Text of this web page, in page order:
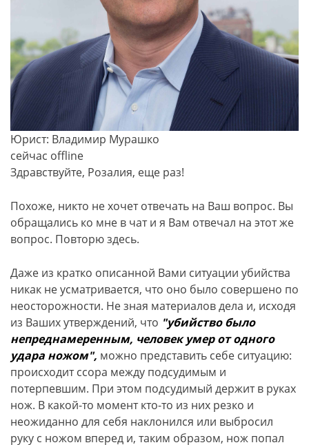
Юрист: Владимир Мурашко
сейчас offline
Здравствуйте, Розалия, еще раз!
Похоже, никто не хочет отвечать на Ваш вопрос. Вы
обращались ко мне в чат и я Вам отвечал на этот же
вопрос. Повторю здесь.
Даже из кратко описанной Вами ситуации убийства
никак не усматривается, что оно было совершено по
неосторожности. Не зная материалов дела и, исходя
из Ваших утверждений, что "убийство было
непреднамеренным, человек умер от одного
удара ножом", можно представить себе ситуацию:
происходит ссора между подсудимым и
потерпевшим. При этом подсудимый держит в руках
нож. В какой-то момент кто-то из них резко и
неожиданно для себя наклонился или выбросил
руку с ножом вперед и, таким образом, нож попал